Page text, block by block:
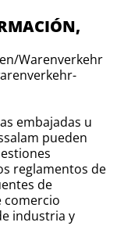
Warenverkehr
embajadas u
pueden
reglamentos de
de
comercio
industria y